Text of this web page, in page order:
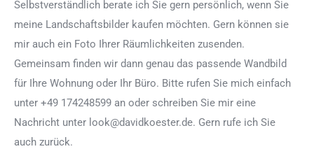
Selbstverständlich berate ich Sie gern persönlich, wenn Sie
meine Landschaftsbilder kaufen möchten. Gern können sie
mir auch ein Foto Ihrer Räumlichkeiten zusenden.
Gemeinsam finden wir dann genau das passende Wandbild
für Ihre Wohnung oder Ihr Büro. Bitte rufen Sie mich einfach
unter +49 174248599 an oder schreiben Sie mir eine
Nachricht unter look@davidkoester.de. Gern rufe ich Sie
auch zurück.